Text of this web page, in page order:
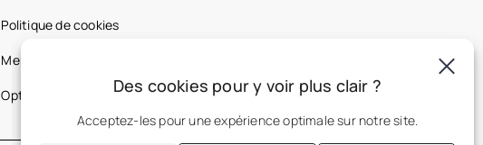
Politique de cookies
Mentions légales
Optic 2000 France Des cookies pour y voir plus clair ?
Acceptez-les pour une expérience optimale sur notre site.